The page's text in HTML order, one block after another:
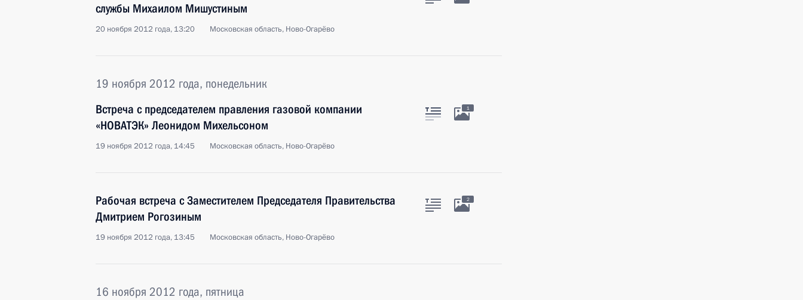
службы Михаилом Мишустиным
20 ноября 2012 года, 13:20 Московская область, Ново-Огарёво
19 ноября 2012 года, понедельник
Встреча с председателем правления газовой компании
«НОВАТЭК» Леонидом Михельсоном
19 ноября 2012 года, 14:45 Московская область, Ново-Огарёво
1
Рабочая встреча с Заместителем Председателя Правительства
Дмитрием Рогозиным
19 ноября 2012 года, 13:45 Московская область, Ново-Огарёво
2
16 ноября 2012 года, пятница